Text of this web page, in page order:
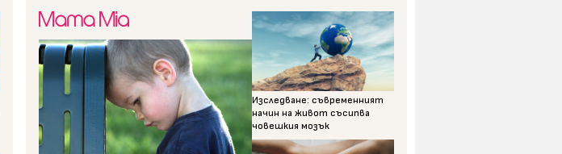
Изследване: съвременният
начин на живот съсипва
човешкия мозък